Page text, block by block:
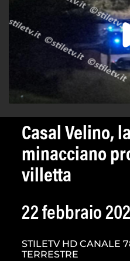
Casal Velino,
minacciano
villetta
22 febbraio
STILETV HD CANALE
TERRESTRE